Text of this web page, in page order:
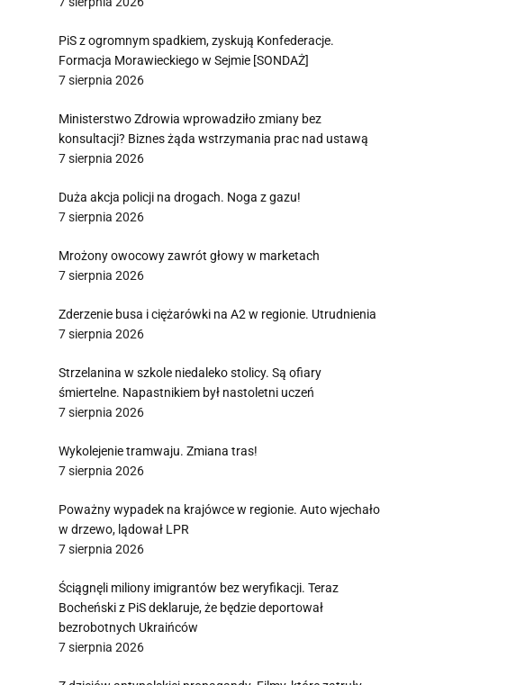
PiS z ogromnym spadkiem, zyskują Konfederacje.
Formacja Morawieckiego w Sejmie [SONDAŻ]
7 sierpnia 2026
Ministerstwo Zdrowia wprowadziło zmiany bez
konsultacji? Biznes żąda wstrzymania prac nad ustawą
7 sierpnia 2026
Duża akcja policji na drogach. Noga z gazu!
7 sierpnia 2026
Mrożony owocowy zawrót głowy w marketach
7 sierpnia 2026
Zderzenie busa i ciężarówki na A2 w regionie. Utrudnienia
7 sierpnia 2026
Strzelanina w szkole niedaleko stolicy. Są ofiary
śmiertelne. Napastnikiem był nastoletni uczeń
7 sierpnia 2026
Wykolejenie tramwaju. Zmiana tras!
7 sierpnia 2026
Poważny wypadek na krajówce w regionie. Auto wjechało
w drzewo, lądował LPR
7 sierpnia 2026
Ściągnęli miliony imigrantów bez weryfikacji. Teraz
Bocheński z PiS deklaruje, że będzie deportował
bezrobotnych Ukraińców
7 sierpnia 2026